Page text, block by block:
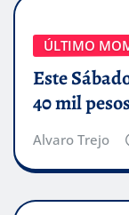
ÚLTIMO
Este
40 mil
Alvaro Trejo